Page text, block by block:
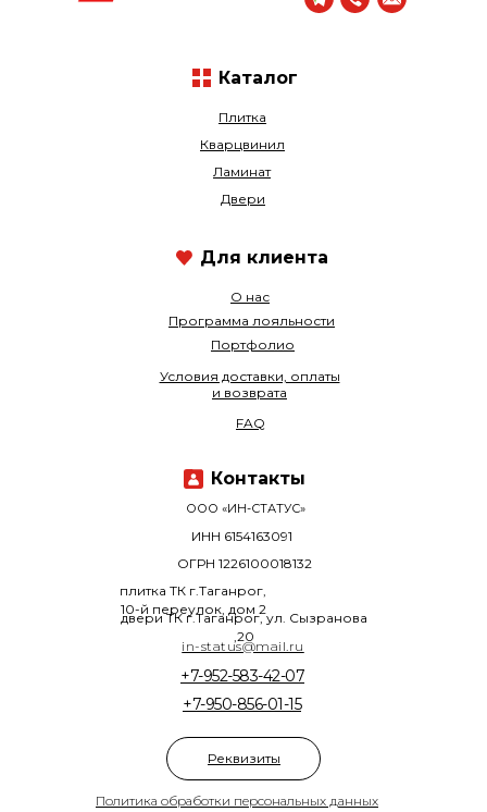
Политика обработки персональных данных
Плитка
Кварцвинил
+7-950-856-01-15
+7-952-583-42-07
О нас
Ламинат
Программа лояльности
Двери
Портфолио
ООО «ИН-СТАТУС»
плитка ТК г.Таганрог,
10-й переулок, дом 2
двери ТК г.Таганрог, ул. Сызранова
,20
ОГРН 1226100018132
ИНН 6154163091
Условия доставки, оплаты
и возврата
FAQ
Каталог
in-status@mail.ru
Контакты
Для клиента
Реквизиты